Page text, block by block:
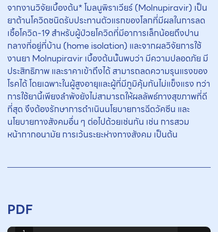
จากงานวิจัยเบื้องต้น* โมลนูพิราเวียร์ (Molnupiravir) เป็น
ยาต้านโควิดชนิดรับประทานตัวแรกของโลกที่มีผลในการลด
เชื้อโควิด-19 สำหรับผู้ป่วยโควิดที่มีอาการเล็กน้อยถึงปาน
กลางที่อยู่ที่บ้าน (home isolation) และจากผลวิจัยการใช้
งานยา Molnupiravir เบื้องต้นนั้นพบว่า มีความปลอดภัย มี
ประสิทธิภาพ และราคาเข้าถึงได้ สามารถลดความรุนแรงของ
โรคได้ โดยเฉพาะในผู้สูงอายุและผู้ที่มีภูมิคุ้มกันไม่แข็งแรง ทว่า
การใช้ยานี้เพียงลำพังยังไม่สามารถให้ผลลัพธ์ทางสุขภาพที่ดี
ที่สุด จึงต้องรักษาการดำเนินนโยบายการฉีดวัคซีน และ
นโยบายทางสังคมอื่น ๆ ต่อไปด้วยเช่นกัน เช่น การสวม
หน้ากากอนามัย การเว้นระยะห่างทางสังคม เป็นต้น
PDF